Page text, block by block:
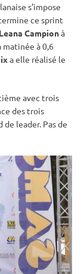
s’impose
ce sprint
Leana Campionà
matinée à 0,6
a elle réalisé le
avec trois
des trois
leader. Pas de